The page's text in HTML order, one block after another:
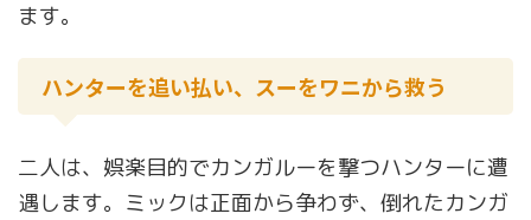
ます。
ハンターを追い払い、スーをワニから救う
二人は、娯楽目的でカンガルーを撃つハンターに遭
遇します。ミックは正面から争わず、倒れたカンガ